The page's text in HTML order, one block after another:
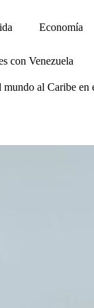
Economía
con Venezuela
al Caribe en